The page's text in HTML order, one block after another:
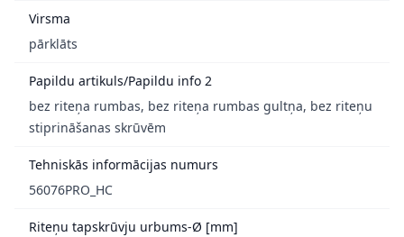
Virsma
pārklāts
Papildu artikuls/Papildu info 2
bez riteņa rumbas, bez riteņa rumbas gultņa, bez riteņu
stiprināšanas skrūvēm
Tehniskās informācijas numurs
56076PRO_HC
Riteņu tapskrūvju urbums-Ø [mm]